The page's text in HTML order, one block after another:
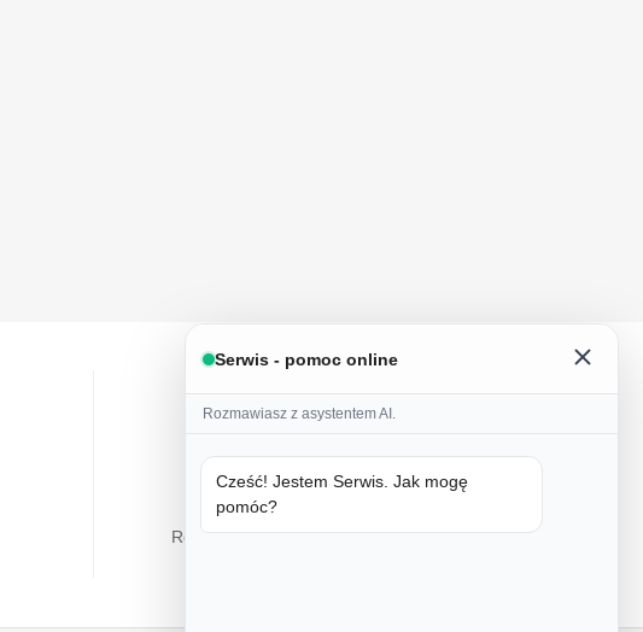
Ręczne wykonanie z naturalnych składników
Serwis - pomoc online
Rozmawiasz z asystentem AI.
Cześć! Jestem Serwis. Jak mogę
pomóc?